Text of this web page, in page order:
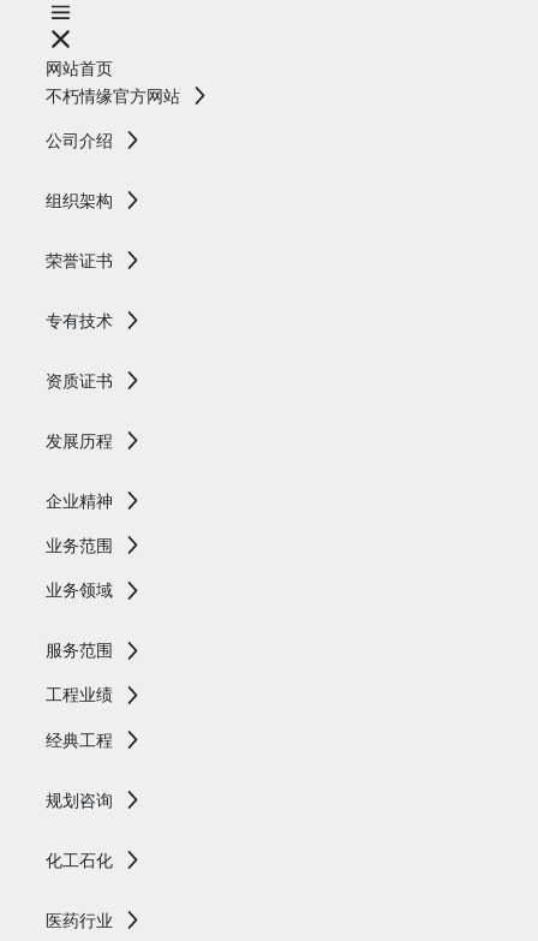
网站首页
不朽情缘官方网站
公司介绍
组织架构
荣誉证书
专有技术
资质证书
发展历程
企业精神
业务范围
业务领域
服务范围
工程业绩
经典工程
规划咨询
化工石化
医药行业